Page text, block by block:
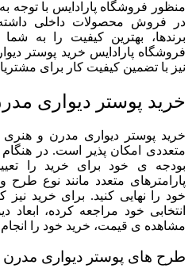
منظور فروشگاه پارادایس با توجه
در فروش محصولات داخلی
برند‌ها، بهترین کیفیت را به
فروشگاه پارادایس خرید پوستر
نیز با تضمین کیفیت کار برای
خرید پوستر دیواری
خرید پوستر دیواری مدرن و
متعددی امکان پذیر است. در هنگام
بودجه ی خود برای خرید را
پارامترهای متعدد مانند نوع طرح
خود را نهایی کنید. برای خرید
انتخابی خود مراجعه کرده، ابعاد
مشاهده ی قیمت، خرید خود را انجام
طرح های پوستر دیواری